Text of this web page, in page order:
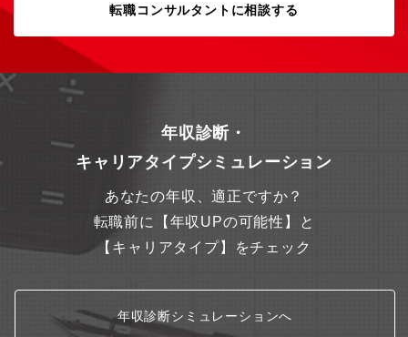
転職コンサルタントに相談する
年収診断・
キャリアタイプシミュレーション
あなたの年収、適正ですか？
転職前に【年収UPの可能性】と
【キャリアタイプ】をチェック
年収診断シミュレーションへ